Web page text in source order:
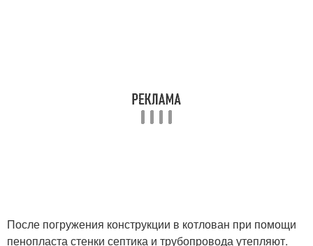
После погружения конструкции в котлован при помощи
пенопласта стенки септика и трубопровода утепляют.